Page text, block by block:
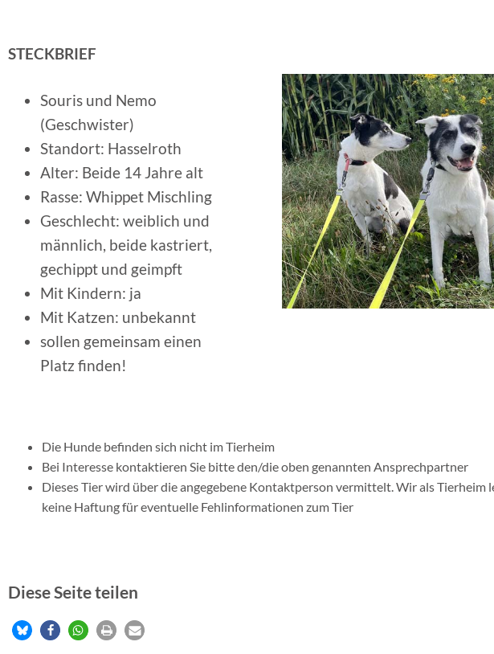
STECKBRIEF
Souris und Nemo
(Geschwister)
Standort: Hasselroth
Alter: Beide 14 Jahre alt
Rasse: Whippet Mischling
Geschlecht: weiblich und
männlich, beide kastriert,
gechippt und geimpft
Mit Kindern: ja
Mit Katzen: unbekannt
sollen gemeinsam einen
Platz finden!
Die Hunde befinden sich nicht im Tierheim
Bei Interesse kontaktieren Sie bitte den/die oben genannten Ansprechpartner
Dieses Tier wird über die angegebene Kontaktperson vermittelt. Wir als
keine Haftung für eventuelle Fehlinformationen zum Tier
Diese Seite teilen